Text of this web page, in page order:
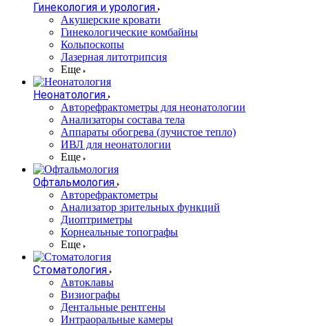
Гинекология и урология
Акушерские кровати
Гинекологические комбайны
Кольпоскопы
Лазерная литотрипсия
Еще
Неонатология
Авторефрактометры для неонатологии
Анализаторы состава тела
Аппараты обогрева (лучистое тепло)
ИВЛ для неонатологии
Еще
Офтальмология
Авторефрактометры
Анализатор зрительных функций
Диоптриметры
Корнеальные топографы
Еще
Стоматология
Автоклавы
Визиографы
Дентальные рентгены
Интраоральные камеры